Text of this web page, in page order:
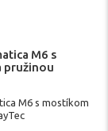
M6 s
pružinou
M6 s mostíkom